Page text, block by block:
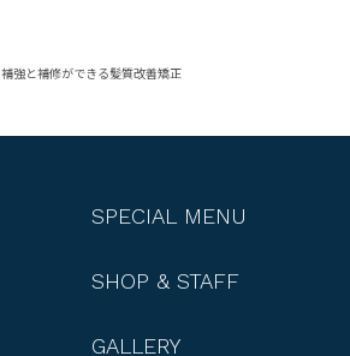
補強と補修ができる髪質改善矯正
SPECIAL MENU
SHOP & STAFF
GALLERY